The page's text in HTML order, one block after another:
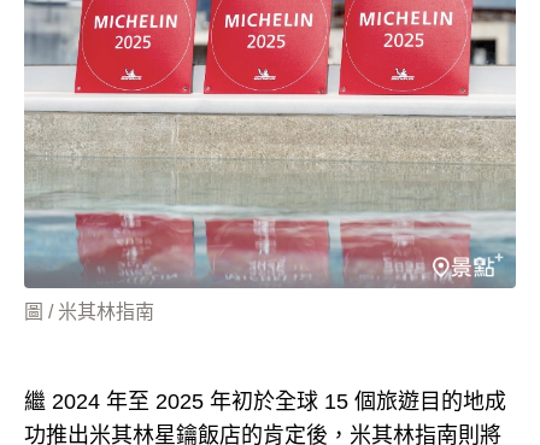
圖 / 米其林指南
繼 2024 年至 2025 年初於全球 15 個旅遊目的地成
功推出米其林星鑰飯店的肯定後，米其林指南則將